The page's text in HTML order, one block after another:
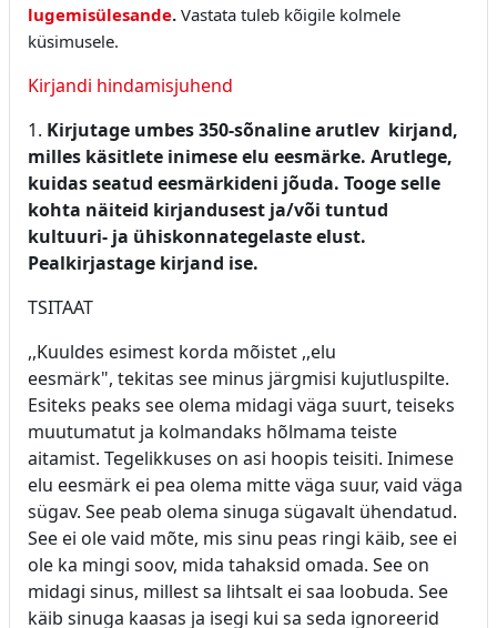
lugemisülesande. Vastata tuleb kõigile kolmele
küsimusele.
Kirjandi hindamisjuhend
1. Kirjutage umbes 350-sõnaline arutlev kirjand,
milles käsitlete inimese elu eesmärke. Arutlege,
kuidas seatud eesmärkideni jõuda. Tooge selle
kohta näiteid kirjandusest ja/või tuntud
kultuuri- ja ühiskonnategelaste elust.
Pealkirjastage kirjand ise.
TSITAAT
,,Kuuldes esimest korda mõistet ,,elu
eesmärk", tekitas see minus järgmisi kujutluspilte.
Esiteks peaks see olema midagi väga suurt, teiseks
muutumatut ja kolmandaks hõlmama teiste
aitamist. Tegelikkuses on asi hoopis teisiti. Inimese
elu eesmärk ei pea olema mitte väga suur, vaid väga
sügav. See peab olema sinuga sügavalt ühendatud.
See ei ole vaid mõte, mis sinu peas ringi käib, see ei
ole ka mingi soov, mida tahaksid omada. See on
midagi sinus, millest sa lihtsalt ei saa loobuda. See
käib sinuga kaasas ja isegi kui sa seda ignoreerid